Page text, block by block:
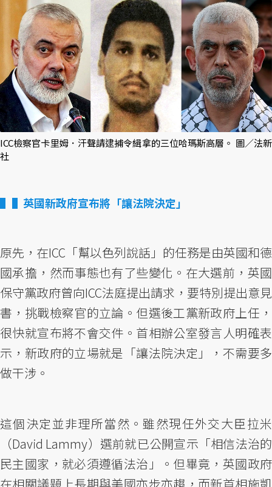
ICC檢察官卡里姆．汗聲請逮捕令緝拿的三位哈瑪斯高層。 圖／法新
社
▌英國新政府宣布將「讓法院決定」
原先，在ICC「幫以色列說話」的任務是由英國和德
國承擔，然而事態也有了些變化。在大選前，英國
保守黨政府曾向ICC法庭提出請求，要特別提出意見
書，挑戰檢察官的立論。但選後工黨新政府上任，
很快就宣布將不會交件。首相辦公室發言人明確表
示，新政府的立場就是「讓法院決定」，不需要多
做干涉。
這個決定並非理所當然。雖然現任外交大臣拉米
（David Lammy）選前就已公開宣示「相信法治的
民主國家，就必須遵循法治」。但畢竟，英國政府